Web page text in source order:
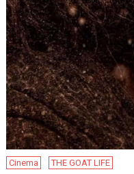
Cinema THE GOAT LIFE